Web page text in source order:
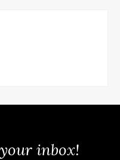
inbox!